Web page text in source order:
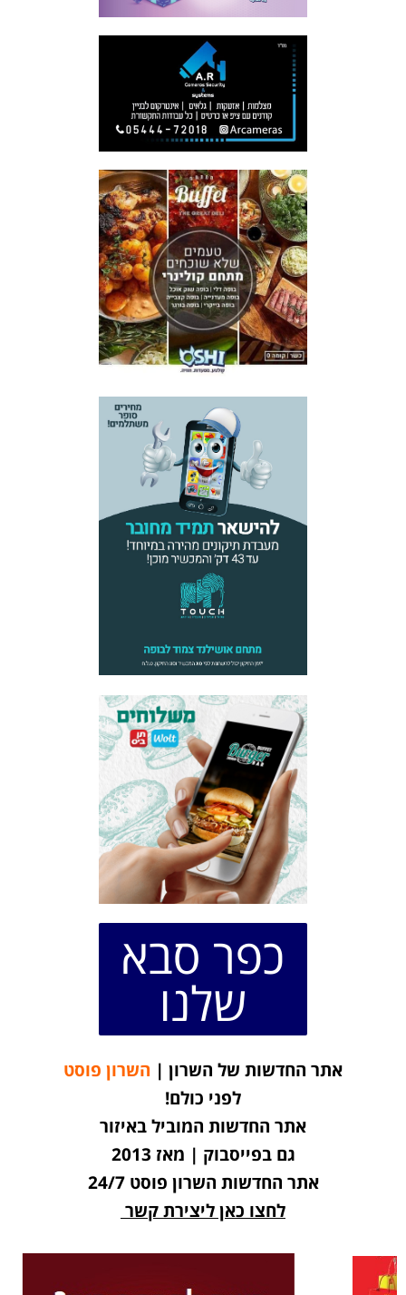
כפר סבא
שלנו
אתר החדשות של השרון | השרון פוסט
לפני כולם!
אתר החדשות המוביל באיזור
גם בפייסבוק | מאז 2013
אתר החדשות השרון פוסט 24/7
לחצו כאן ליצירת קשר